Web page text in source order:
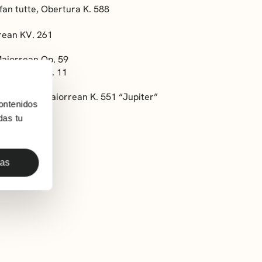
tu
tutte, Obertura K. 588
KV. 261
Op. 59
Op. 11
Do Maiorrean K. 551 “Jupiter”